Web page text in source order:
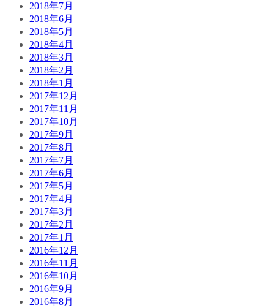
2018年7月
2018年6月
2018年5月
2018年4月
2018年3月
2018年2月
2018年1月
2017年12月
2017年11月
2017年10月
2017年9月
2017年8月
2017年7月
2017年6月
2017年5月
2017年4月
2017年3月
2017年2月
2017年1月
2016年12月
2016年11月
2016年10月
2016年9月
2016年8月